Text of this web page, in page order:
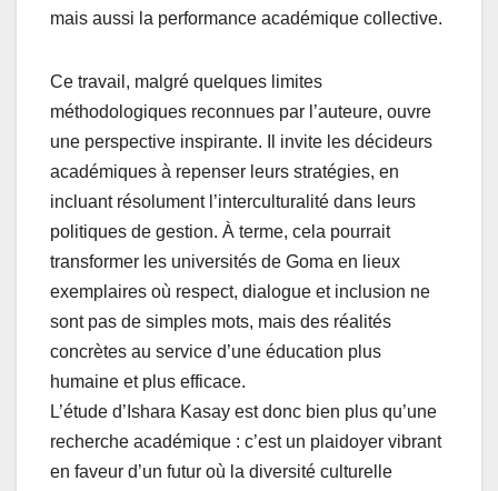
mais aussi la performance académique collective.
Ce travail, malgré quelques limites
méthodologiques reconnues par l’auteure, ouvre
une perspective inspirante. Il invite les décideurs
académiques à repenser leurs stratégies, en
incluant résolument l’interculturalité dans leurs
politiques de gestion. À terme, cela pourrait
transformer les universités de Goma en lieux
exemplaires où respect, dialogue et inclusion ne
sont pas de simples mots, mais des réalités
concrètes au service d’une éducation plus
humaine et plus efficace.
L’étude d’Ishara Kasay est donc bien plus qu’une
recherche académique : c’est un plaidoyer vibrant
en faveur d’un futur où la diversité culturelle